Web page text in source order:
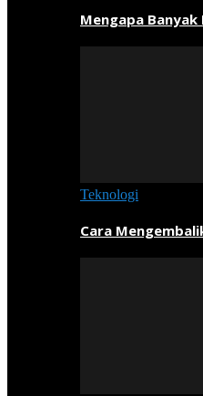
Mengapa
Teknologi
Cara